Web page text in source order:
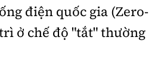
điện quốc gia (Zero-
ở chế độ "tắt" thường